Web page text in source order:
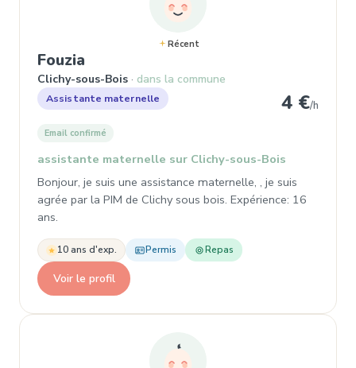
Récent
Fouzia
Clichy-sous-Bois dans la commune
Assistante maternelle 4 €/h
Email confirmé
assistante maternelle sur Clichy-sous-Bois
Bonjour, je suis une assistance maternelle, , je suis
agrée par la PIM de Clichy sous bois. Expérience: 16
ans.
10 ans d'exp. Permis Repas
Voir le profil